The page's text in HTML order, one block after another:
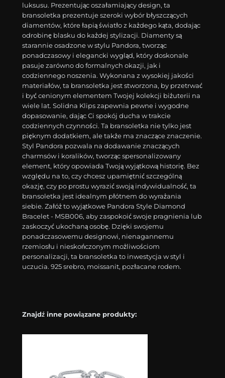
luksusu. Prezentując oszałamiający design, ta
bransoletka prezentuje szeroki wybór błyszczących
diamentów, które łapią światło z każdego kąta, dodając
odrobinę blasku do każdej stylizacji. Diamenty są
starannie osadzone w stylu Pandora, tworząc
ponadczasowy i elegancki wygląd, który doskonale
pasuje zarówno do formalnych okazji, jak i
codziennego noszenia. Wykonana z wysokiej jakości
materiałów, ta bransoletka jest stworzona, by przetrwać
i być cenionym elementem Twojej kolekcji biżuterii na
wiele lat. Solidna Klips zapewnia pewne i wygodne
dopasowanie, dając Ci spokój ducha w trakcie
codziennych czynności. Ta bransoletka nie tylko jest
pięknym dodatkiem, ale także ma znaczące znaczenie.
Styl Pandora pozwala na dodawanie znaczących
charmsów i koralików, tworząc spersonalizowany
element, który opowiada Twoją wyjątkową historię. Bez
względu na to, czy chcesz upamiętnić szczególną
okazję, czy po prostu wyrazić swoją indywidualność, ta
bransoletka jest idealnym płótnem do wyrażania
siebie. Załóż to wyjątkowe Pandora Style Diamond
Bracelet - MSB006, aby zaspokoić swoje pragnienia lub
zaskoczyć ukochaną osobę. Dzięki swojemu
ponadczasowemu designowi, nienagannemu
rzemiosłu i nieskończonym możliwościom
personalizacji, ta bransoletka to inwestycja w styl i
uczucia. 925 srebro, moissanit, pozłacane rodem.
Znajdź inne powiązane produkty: